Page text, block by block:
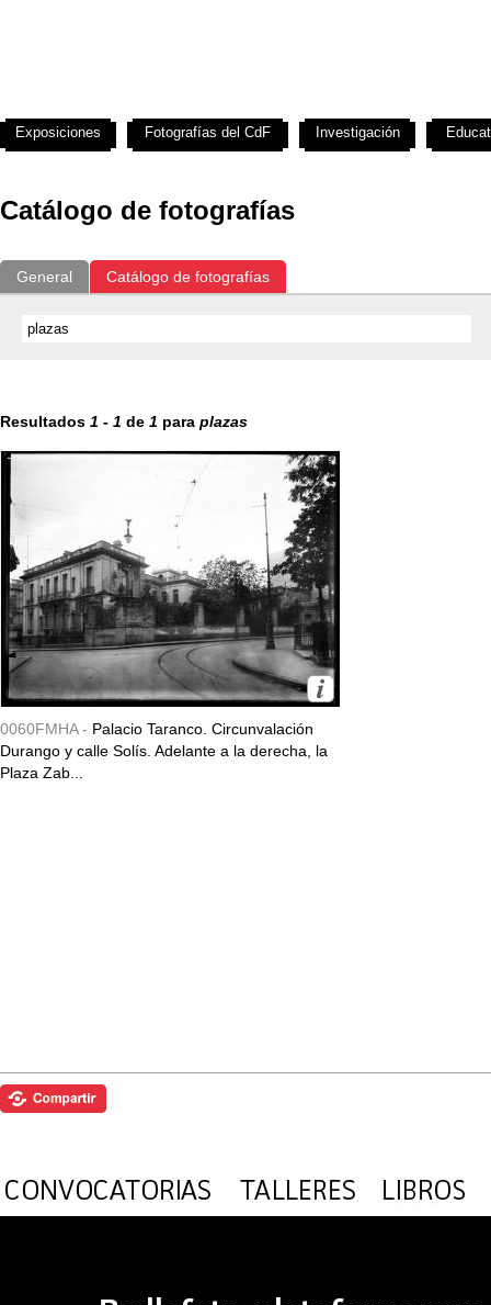
Catálogo de fotografías
General Catálogo de fotografías
Resultados 1 - 1 de 1 para plazas
0060FMHA - Palacio Taranco. Circunvalación
Durango y calle Solís. Adelante a la derecha, la
Plaza Zab...
Exposiciones Fotografías del CdF Investigación